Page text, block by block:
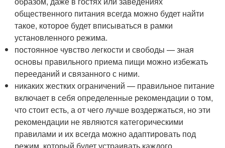
общественного питания всегда можно будет найти
такое, которое будет вписываться в рамки
установленного режима.
постоянное чувство легкости и свободы — зная
основы правильного приема пищи можно избежать
перееданий и связанного с ними.
никаких жестких ограничений — правильное питание
включает в себя определенные рекомендации о том,
что стоит есть, а от чего лучше воздержаться, но эти
рекомендации не являются категорическими
правилами и их всегда можно адаптировать под